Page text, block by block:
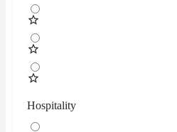
Hospitality